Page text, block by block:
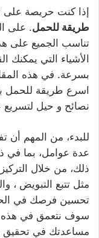
إذا كنت حريصة على
طريقة للحمل. على
تناسب الجميع على
الأشياء التي يمكنك
بسرعة. في هذه
اسرع طريقة للحمل
نصائح و حيل لتسريع
للبدء، من المهم أن
عدة عوامل، بما
ذلك، من خلال
مثل تتبع التبويض
تحسين فرصك في
سوف نتعمق في هذه
مساعدتك في